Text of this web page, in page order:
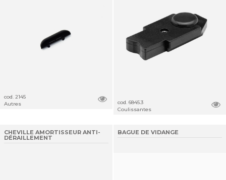
cod. 2145
Autres
cod. 6845.3
Coulissantes
CHEVILLE AMORTISSEUR ANTI-
DÉRAILLEMENT
BAGUE DE VIDANGE